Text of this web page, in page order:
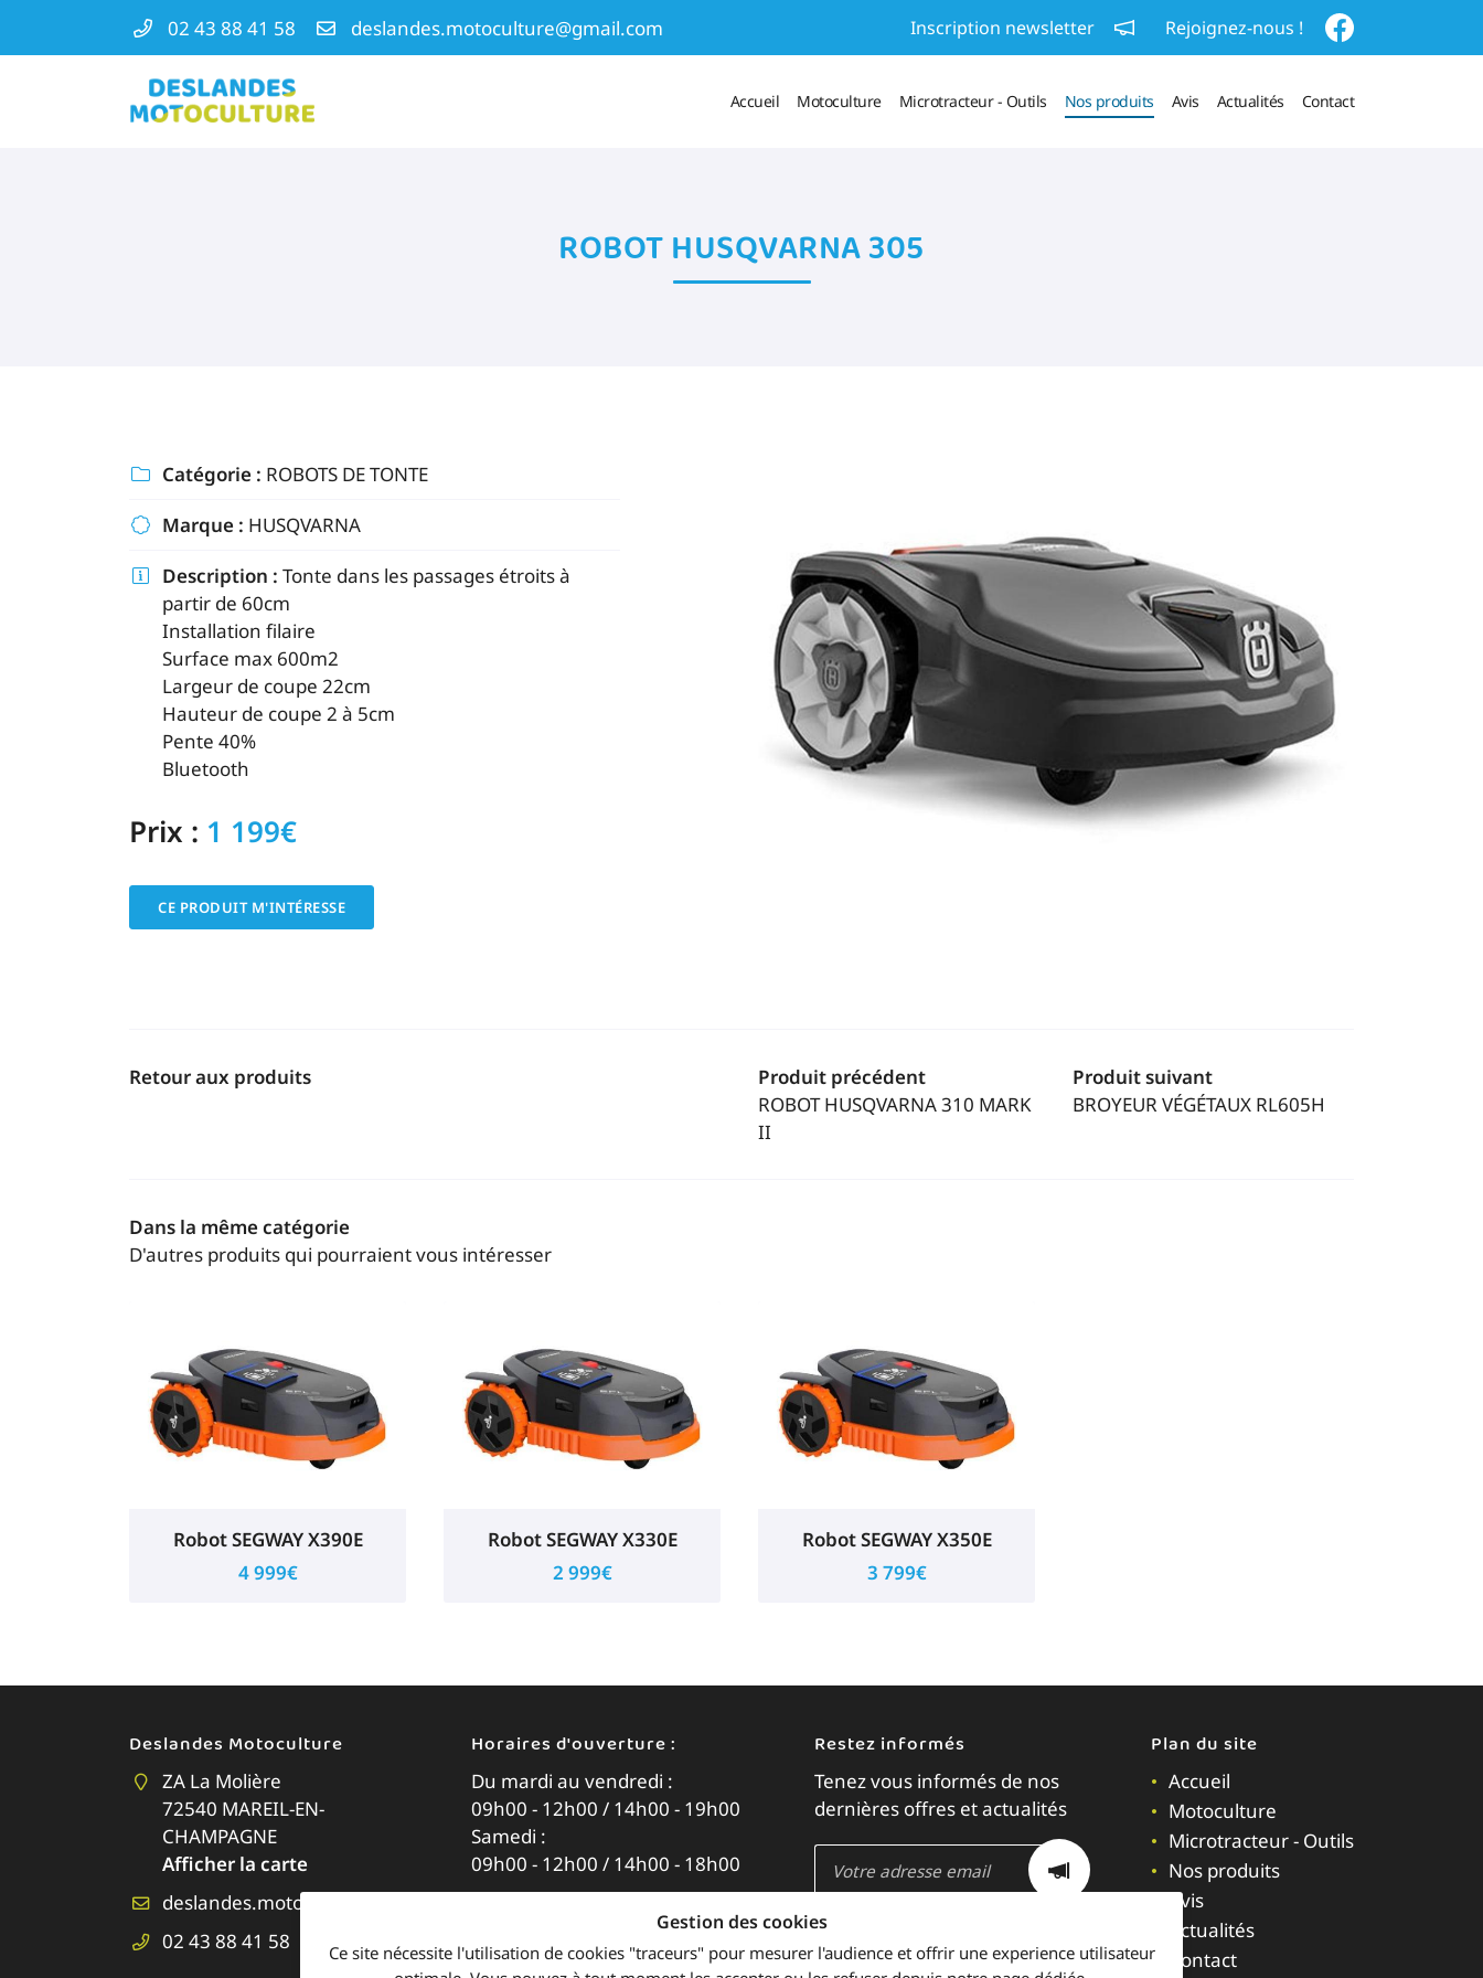
02 43 88 41 58 Inscription newsletter Rejoignez-nous !
Accueil Motoculture Microtracteur - Outils Nos produits Avis Actualités Contact
ZA La Molière
72540 MAREIL-EN-CHAMPAGNE
02 43 88 41 58
En cochant cette case, vous consentez à recevoir nos propositions
désinscrire à tout moment en utilisantle formulaire de désinscription
INSCRIPTION
ROBOT HUSQVARNA 305
 Catégorie : ROBOTS DE TONTE
 Marque : HUSQVARNA
 Description : Tonte dans les passages étroits à
partir de 60cm
Installation filaire
Surface max 600m2
Largeur de coupe 22cm
Hauteur de coupe 2 à 5cm
Pente 40%
Bluetooth
Prix : 1 199€
CE PRODUIT M'INTÉRESSE
Retour aux produits
Produit précédent
ROBOT HUSQVARNA 310 MARK
II
Produit suivant
BROYEUR VÉGÉTAUX RL605H
Dans la même catégorie
D'autres produits qui pourraient vous intéresser
Robot SEGWAY X390E
4 999€
Robot SEGWAY X330E
2 999€
Robot SEGWAY X350E
3 799€
Deslandes Motoculture
ZA La Molière
72540 MAREIL-EN-
CHAMPAGNE
Afficher la carte
02 43 88 41 58
Horaires d'ouverture :
Du mardi au vendredi :
09h00 - 12h00 / 14h00 - 19h00
Samedi :
09h00 - 12h00 / 14h00 - 18h00
Restez informés
Tenez vous informés de nos
dernières offres et actualités
Rejoignez-nous
Plan du site
Accueil
Motoculture
Microtracteur - Outils
Nos produits
Avis
Actualités
Contact
Gestion des cookies
Ce site nécessite l'utilisation de cookies "traceurs" pour mesurer l'audience et offrir une experience utilisateur